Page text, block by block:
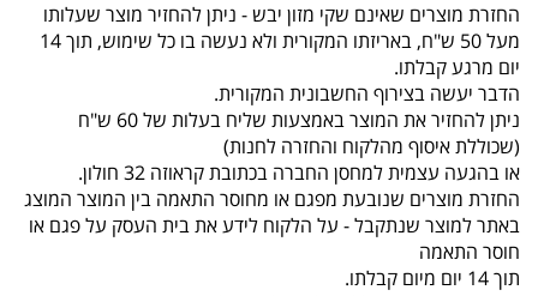
החזרת מוצרים שאינם שקי מזון יבש - ניתן להחזיר מוצר שעלותו
מעל 50 ש"ח, באריזתו המקורית ולא נעשה בו כל שימוש, תוך 14
יום מרגע קבלתו.
הדבר יעשה בצירוף החשבונית המקורית.
ניתן להחזיר את המוצר באמצעות שליח בעלות של 60 ש"ח
(שכוללת איסוף מהלקוח והחזרה לחנות)
או בהגעה עצמית למחסן החברה בכתובת קראוזה 32 חולון.
החזרת מוצרים שנובעת מפגם או מחוסר התאמה בין המוצר המוצג
באתר למוצר שנתקבל - על הלקוח לידע את בית העסק על פגם או
חוסר התאמה
תוך 14 יום מיום קבלתו.